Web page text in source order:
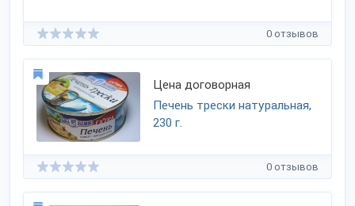
0 отзывов
Цена договорная
Печень трески натуральная,
230 г.
0 отзывов